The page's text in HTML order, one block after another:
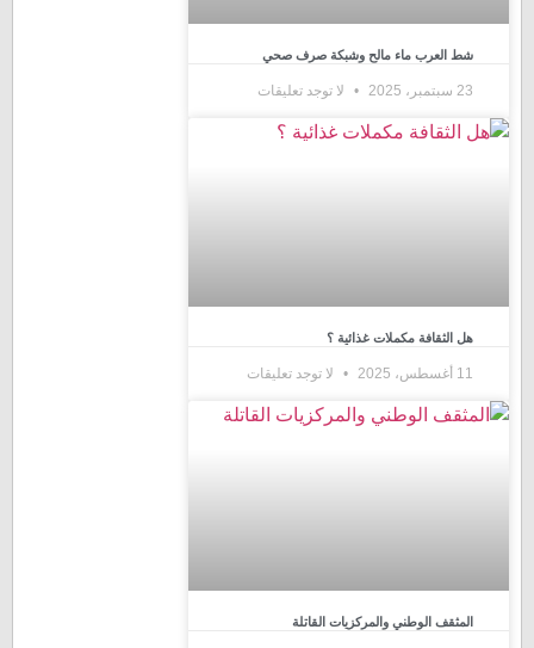
شط العرب ماء مالح وشبكة صرف صحي
23 سبتمبر، 2025 لا توجد تعليقات
هل الثقافة مكملات غذائية ؟
11 أغسطس، 2025 لا توجد تعليقات
المثقف الوطني والمركزيات القاتلة